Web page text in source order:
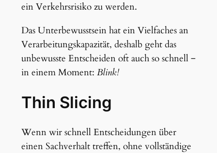
ein Verkehrsrisiko zu werden.
Das Unterbewusstsein hat ein Vielfaches an
Verarbeitungskapazität, deshalb geht das
unbewusste Entscheiden oft auch so schnell ‒
in einem Moment: Blink!
Thin Slicing
Wenn wir schnell Entscheidungen über
einen Sachverhalt treffen, ohne vollständige